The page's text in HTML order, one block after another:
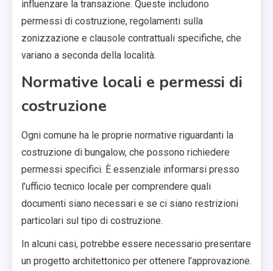
influenzare la transazione. Queste includono
permessi di costruzione, regolamenti sulla
zonizzazione e clausole contrattuali specifiche, che
variano a seconda della località.
Normative locali e permessi di
costruzione
Ogni comune ha le proprie normative riguardanti la
costruzione di bungalow, che possono richiedere
permessi specifici. È essenziale informarsi presso
l’ufficio tecnico locale per comprendere quali
documenti siano necessari e se ci siano restrizioni
particolari sul tipo di costruzione.
In alcuni casi, potrebbe essere necessario presentare
un progetto architettonico per ottenere l’approvazione.